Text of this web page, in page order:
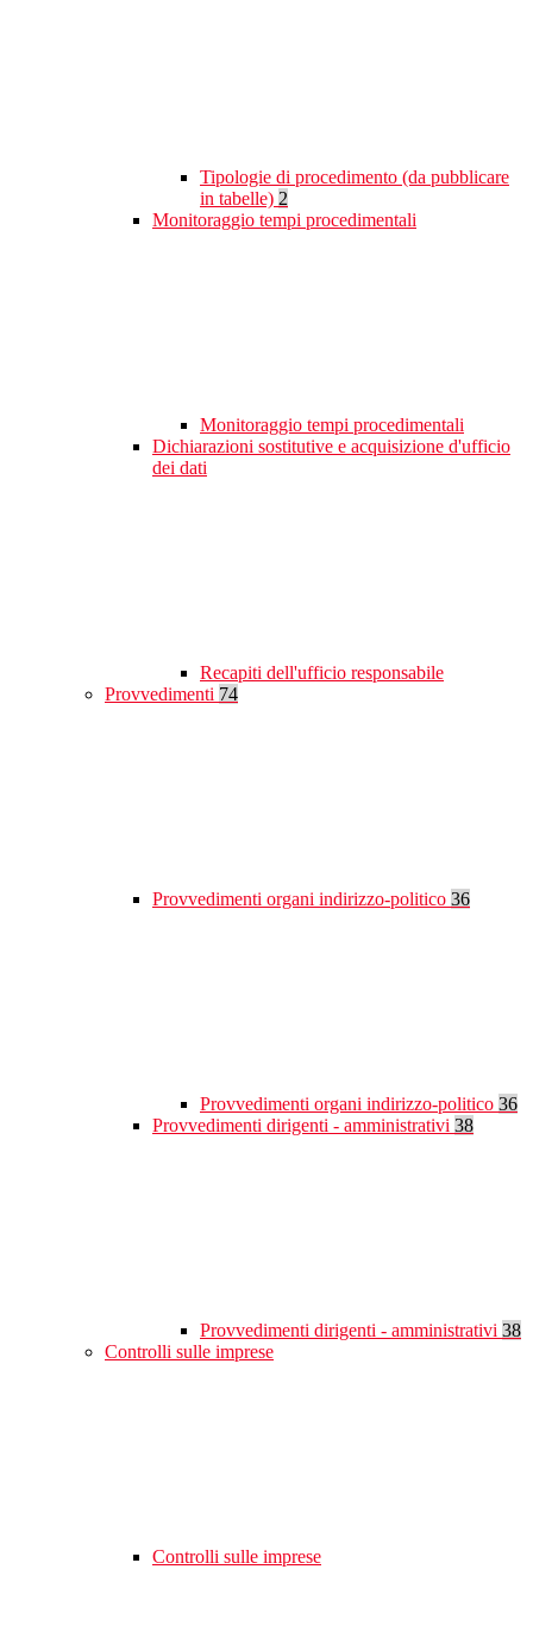
Tipologie di procedimento (da pubblicare
in tabelle) 2
Monitoraggio tempi procedimentali
Monitoraggio tempi procedimentali
Dichiarazioni sostitutive e acquisizione d'ufficio
dei dati
Recapiti dell'ufficio responsabile
Provvedimenti 74
Provvedimenti organi indirizzo-politico 36
Provvedimenti organi indirizzo-politico 36
Provvedimenti dirigenti - amministrativi 38
Provvedimenti dirigenti - amministrativi 38
Controlli sulle imprese
Controlli sulle imprese